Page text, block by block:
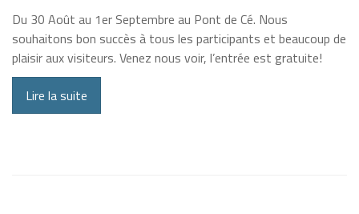
Du 30 Août au 1er Septembre au Pont de Cé. Nous
souhaitons bon succès à tous les participants et beaucoup de
plaisir aux visiteurs. Venez nous voir, l’entrée est gratuite!
Lire la suite